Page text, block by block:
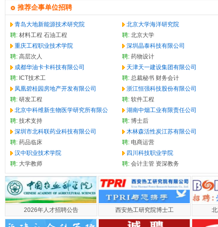
推荐企事单位招聘
青岛大地新能源技术研究院
聘: 材料工程 石油工程
北京大学海洋研究院
聘: 北京大学
重庆工程职业技术学院
聘: 高层次人
深圳晶泰科技有限公司
聘: 药物设计
成都华油卡卡科技有限公司
聘: ICT技术工
天津天一建设集团有限公司
聘: 总裁秘书 财务会计
凤凰碧桂园房地产开发有限公司
聘: 研发工程
浙江恒强科技股份有限公司
聘: 软件工程
北京中科维新生物医学研究所有限公
聘: 技术支持
湖南中烟工业有限责任公司
聘: 博士后
深圳市北科联药业科技有限公司
聘: 药品临床
木林森活性炭江苏有限公司
聘: 电商运营
汉中职业技术学院
聘: 大学教师
四川科技职业学院
聘: 会计主管 资深教务
2026年人才招聘公告 西安热工研究院博士工